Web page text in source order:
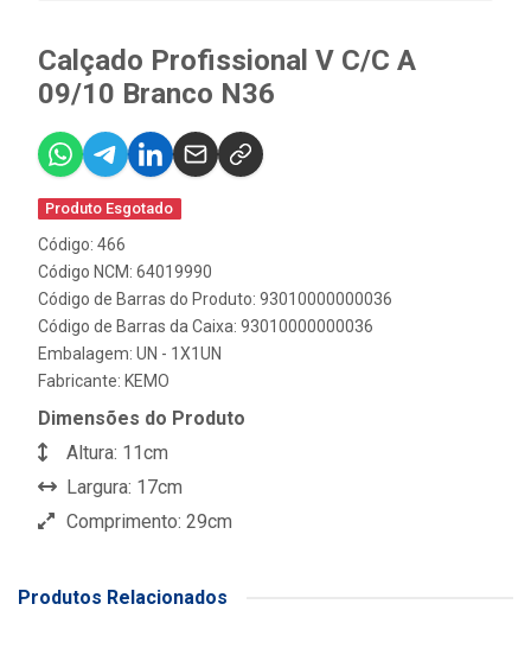
Calçado Profissional V C/C A
09/10 Branco N36
Produto Esgotado
Código: 466
Código NCM: 64019990
Código de Barras do Produto: 93010000000036
Código de Barras da Caixa: 93010000000036
Embalagem: UN - 1X1UN
Fabricante: KEMO
Dimensões do Produto
Altura: 11cm
Largura: 17cm
Comprimento: 29cm
Produtos Relacionados